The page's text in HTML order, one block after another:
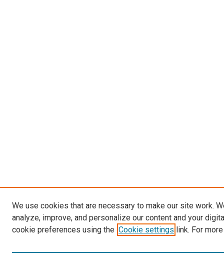
We use cookies that are necessary to make our site work.
analyze, improve, and personalize our content and your
cookie preferences using the Cookie settings link. For